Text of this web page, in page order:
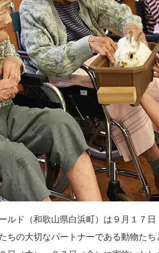
ルド（和歌山県白浜町）は９月１７
ちの大切なパートナーである動物た